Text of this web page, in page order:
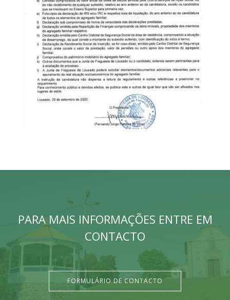
PARA MAIS INFORMAÇÕES ENTRE EM
CONTACTO
FORMULÁRIO DE CONTACTO